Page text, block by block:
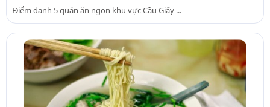
Điểm danh 5 quán ăn ngon khu vực Cầu Giấy ...